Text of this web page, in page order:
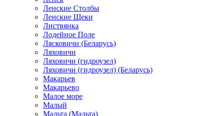
Ленские Столбы
Ленские Щеки
Листвянка
Лодейное Поле
Лясковичи (Беларусь)
Ляховичи
Ляховичи (гидроузел)
Ляховичи (гидроузел) (Беларусь)
Макарьев
Макарьево
Малое море
Малый
Мальта (Мальта)